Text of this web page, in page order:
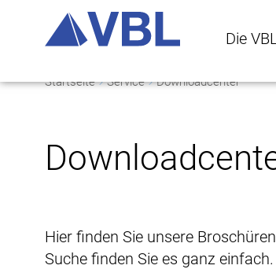
Die
Startseite Service Downloadcenter
Hier finden Sie unsere
Suche finden Sie es ganz einfach.